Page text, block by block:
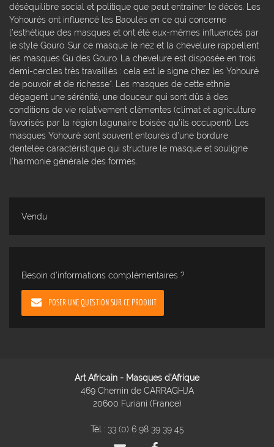
déséquilibre social et politique que peut entrainer le décès. Les
Yohourés ont influencé les Baoulés en ce qui concerne
l'esthétique des masques et ont été eux-mêmes influencés par
le style Gouro. Sur ce masque le nez et la chevelure rappellent
les masques Gu des Gouro. La chevelure est disposée en trois
demi-cercles très travaillés : cela est le signe chez les Yohouré
de pouvoir et de richesse*. Les masques de cette ethnie
dégagent une sérénité, une douceur qui sont dûs à des
conditions de vie relativement clémentes (climat et agriculture
favorisés par la région lagunaire boisée qu'ils occupent). Les
masques Yohouré sont souvent entourés d'une bordure
dentelée caractéristique qui structure le masque et souligne
l'harmonie générale des formes.
Vendu
Besoin d'informations complémentaires ?
POSER UNE QUESTION SUR CE PRODUIT
Art Africain - Masques d'Afrique
469 Chemin de CARRAGHJA
20600 Furiani (France)
Tél : 33 (0) 6 98 39 39 45